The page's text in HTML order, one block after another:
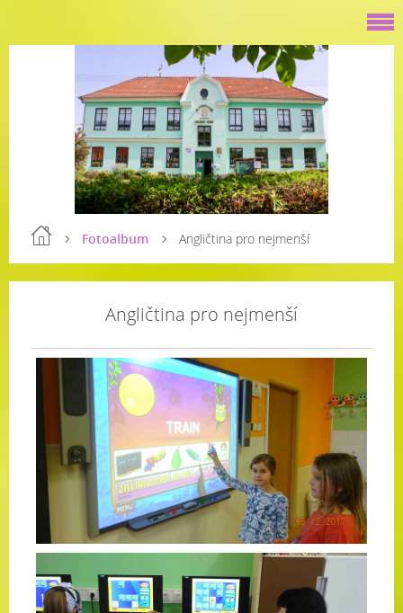
Fotoalbum Angličtina pro nejmenší
Angličtina pro nejmenší